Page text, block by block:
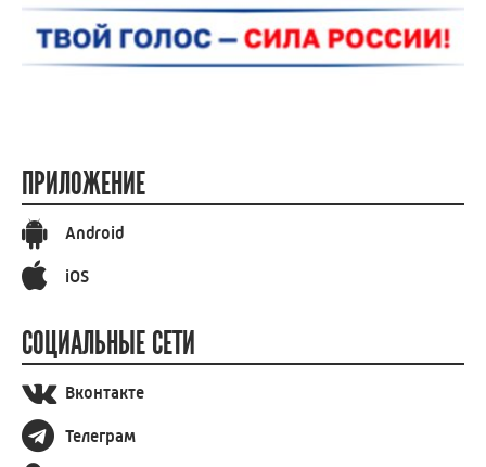
ПРИЛОЖЕНИЕ
Android
iOS
СОЦИАЛЬНЫЕ СЕТИ
Вконтакте
Телеграм